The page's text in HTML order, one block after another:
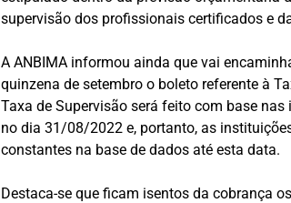
supervisão dos profissionais certificados e
A ANBIMA informou ainda que vai
quinzena de setembro o boleto referente à
Taxa de Supervisão será feito com base
no dia 31/08/2022 e, portanto, as
constantes na base de dados até esta data.
Destaca-se que ficam isentos da cobrança